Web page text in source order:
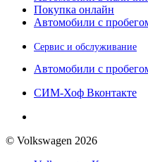
Покупка онлайн
Автомобили с
Сервис и обслуживание
Автомобили с
СИМ-Хоф Вконтакте
© Volkswagen 2026